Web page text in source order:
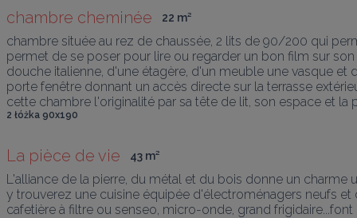
chambre cheminée 22 m²
chambre située au rez de chaussée, 2 lits de 90/200 qui
permet de se poser pour lire ou regarder un bon film sur
douche italienne, d'une étagère, d'un meuble une vasque
porte fenêtre donnant un accès directe sur la terrasse
cette chambre l'originalité par sa tête de lit, son espace et
2 łóżka 90x190
La pièce de vie 43 m²
L'alliance de la pierre, du métal et du bois donne un charme
y trouverez une cuisine équipée d'électroménagers neufs
cafetière à filtre ou senseo, micro-onde, grand